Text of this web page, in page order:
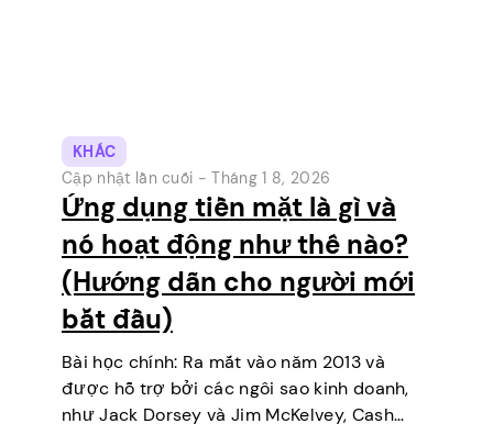
KHÁC
Cập nhật lần cuối -Tháng 1 8, 2026
Ứng dụng tiền mặt là gì và
nó hoạt động như thế nào?
(Hướng dẫn cho người mới
bắt đầu)
Bài học chính: Ra mắt vào năm 2013 và
được hỗ trợ bởi các ngôi sao kinh doanh,
như Jack Dorsey và Jim McKelvey, Cash